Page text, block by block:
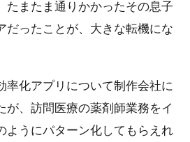
たまたま通りかかったその息子
だったことが、大きな転機にな
率化アプリについて制作会社に
が、訪問医療の薬剤師業務をイ
ようにパターン化してもらえれ